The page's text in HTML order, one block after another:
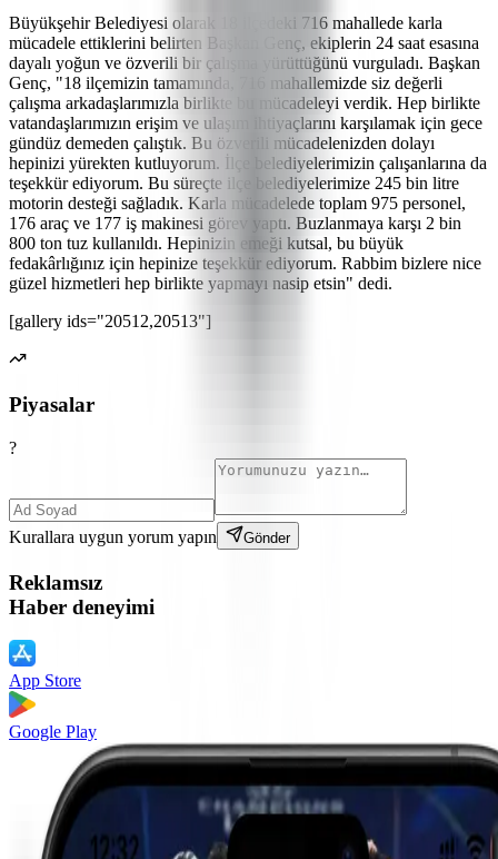
Büyükşehir Belediyesi olarak 18 ilçedeki 716 mahallede karla
mücadele ettiklerini belirten Başkan Genç, ekiplerin 24 saat esasına
dayalı yoğun ve özverili bir çalışma yürüttüğünü vurguladı. Başkan
Genç, "18 ilçemizin tamamında, 716 mahallemizde siz değerli
çalışma arkadaşlarımızla birlikte bu mücadeleyi verdik. Hep birlikte
vatandaşlarımızın erişim ve ulaşım ihtiyaçlarını karşılamak için gece
gündüz demeden çalıştık. Bu özverili mücadelenizden dolayı
hepinizi yürekten kutluyorum. İlçe belediyelerimizin çalışanlarına da
teşekkür ediyorum. Bu süreçte ilçe belediyelerimize 245 bin litre
motorin desteği sağladık. Karla mücadelede toplam 975 personel,
176 araç ve 177 iş makinesi görev yaptı. Buzlanmaya karşı 2 bin
800 ton tuz kullanıldı. Hepinizin emeği kutsal, bu büyük
fedakârlığınız için hepinize teşekkür ediyorum. Rabbim bizlere nice
güzel hizmetleri hep birlikte yapmayı nasip etsin" dedi.
[gallery ids="20512,20513"]
Piyasalar
?
Kurallara uygun yorum yapın Gönder
Reklamsız
Haber deneyimi
App Store
Google Play